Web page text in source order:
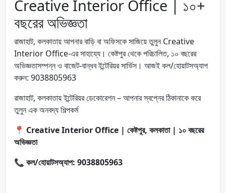
Creative Interior Office | ১০+
বছরের অভিজ্ঞতা
রাজাহাট, কলকাতায় আপনার বাড়ি বা অফিসকে সাজিয়ে তুলুন Creative
Interior Office-এর সাহায্যে। কেষ্টপুর থেকে পরিচালিত, ১০ বছরের
অভিজ্ঞতাসম্পন্ন ও বাজেট-বান্ধব ইন্টেরিয়র সার্ভিস। আজই কল/হোয়াটসঅ্যাপ
করুন: 9038805963
রাজাহাট, কলকাতায় ইন্টেরিয়র ডেকোরেশন – আপনার স্বপ্নের ঠিকানাকে করে
তুলুন এক অনবদ্য শিল্পকর্ম
📍 Creative Interior Office | কেষ্টপুর, কলকাতা | ১০ বছরের
অভিজ্ঞতা
📞 কল/হোয়াটসঅ্যাপ: 9038805963